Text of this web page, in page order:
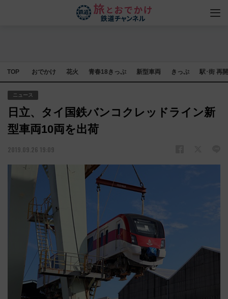
TOP おでかけ 花火 青春18きっぷ 新型車両 きっぷ 駅･街 再
ニュース
日立、タイ国鉄バンコクレッドライン新
型車両10両を出荷
2019.09.26 19:09